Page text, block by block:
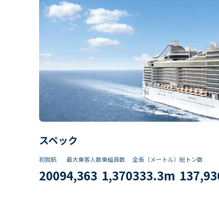
スペック
初就航
2009
最大乗客人数
4,363
乗組員数​
1,370
全長（メートル）
333.3m
総トン数​